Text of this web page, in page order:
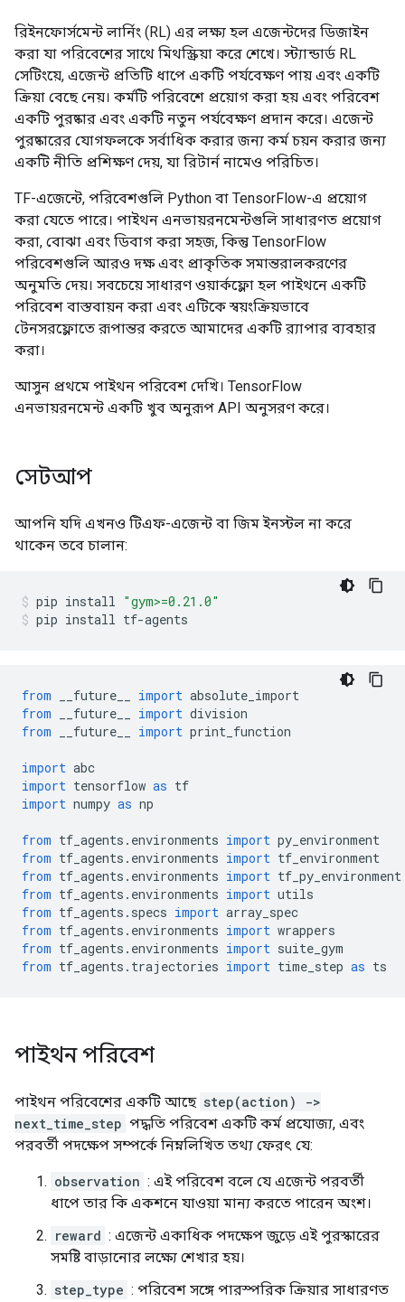
রিইনফোর্সমেন্ট লার্নিং (RL) এর লক্ষ্য হল এজেন্টদের ডিজাইন
করা যা পরিবেশের সাথে মিথস্ক্রিয়া করে শেখে। স্ট্যান্ডার্ড RL
সেটিংয়ে, এজেন্ট প্রতিটি ধাপে একটি পর্যবেক্ষণ পায় এবং একটি
ক্রিয়া বেছে নেয়। কর্মটি পরিবেশে প্রয়োগ করা হয় এবং পরিবেশ
একটি পুরষ্কার এবং একটি নতুন পর্যবেক্ষণ প্রদান করে। এজেন্ট
পুরষ্কারের যোগফলকে সর্বাধিক করার জন্য কর্ম চয়ন করার জন্য
একটি নীতি প্রশিক্ষণ দেয়, যা রিটার্ন নামেও পরিচিত।
TF-এজেন্টে, পরিবেশগুলি Python বা TensorFlow-এ প্রয়োগ
করা যেতে পারে। পাইথন এনভায়রনমেন্টগুলি সাধারণত প্রয়োগ
করা, বোঝা এবং ডিবাগ করা সহজ, কিন্তু TensorFlow
পরিবেশগুলি আরও দক্ষ এবং প্রাকৃতিক সমান্তরালকরণের
অনুমতি দেয়। সবচেয়ে সাধারণ ওয়ার্কফ্লো হল পাইথনে একটি
পরিবেশ বাস্তবায়ন করা এবং এটিকে স্বয়ংক্রিয়ভাবে
টেনসরফ্লোতে রূপান্তর করতে আমাদের একটি র‍্যাপার ব্যবহার
করা।
আসুন প্রথমে পাইথন পরিবেশ দেখি। TensorFlow
এনভায়রনমেন্ট একটি খুব অনুরূপ API অনুসরণ করে।
সেটআপ
আপনি যদি এখনও টিএফ-এজেন্ট বা জিম ইনস্টল না করে
থাকেন তবে চালান:
pip install "gym>=0.21.0"
pip install tf-agents
from __future__ import absolute_import
from __future__ import division
from __future__ import print_function
import abc
import tensorflow as tf
import numpy as np
from tf_agents . environments import py_environment
from tf_agents . environments import tf_environment
from tf_agents . environments import tf_py_environment
from tf_agents . environments import utils
from tf_agents . specs import array_spec
from tf_agents . environments import wrappers
from tf_agents . environments import suite_gym
from tf_agents . trajectories import time_step as ts
পাইথন পরিবেশ
পাইথন পরিবেশের একটি আছে step(action) ->
next_time_step পদ্ধতি পরিবেশ একটি কর্ম প্রযোজ্য, এবং
পরবর্তী পদক্ষেপ সম্পর্কে নিম্নলিখিত তথ্য ফেরৎ যে:
observation : এই পরিবেশ বলে যে এজেন্ট পরবর্তী
ধাপে তার কি একশনে যাওয়া মান্য করতে পারেন অংশ।
reward : এজেন্ট একাধিক পদক্ষেপ জুড়ে এই পুরস্কারের
সমষ্টি বাড়ানোর লক্ষ্যে শেখার হয়।
step_type : পরিবেশ সঙ্গে পারস্পরিক ক্রিয়ার সাধারণত